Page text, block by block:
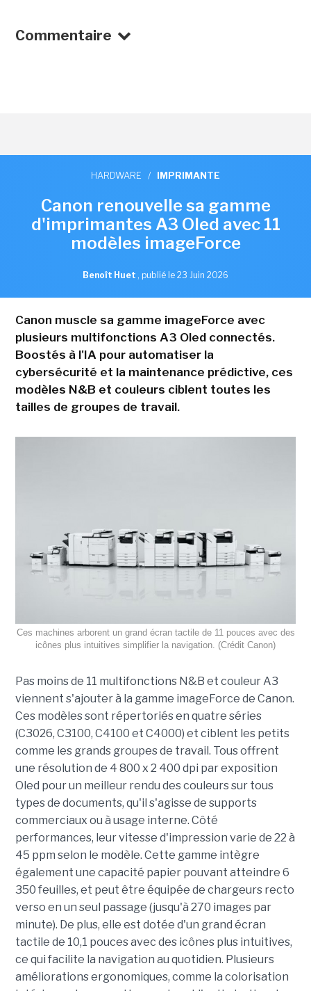
Commentaire
HARDWARE / IMPRIMANTE
Canon renouvelle sa gamme
d'imprimantes A3 Oled avec 11
modèles imageForce
Benoît Huet , publié le 23 Juin 2026
Canon muscle sa gamme imageForce avec
plusieurs multifonctions A3 Oled connectés.
Boostés à l'IA pour automatiser la
cybersécurité et la maintenance prédictive, ces
modèles N&B et couleurs ciblent toutes les
tailles de groupes de travail.
Ces machines arborent un grand écran tactile de 11 pouces avec des
icônes plus intuitives simplifier la navigation. (Crédit Canon)
Pas moins de 11 multifonctions N&B et couleur A3
viennent s'ajouter à la gamme imageForce de Canon.
Ces modèles sont répertoriés en quatre séries
(C3026, C3100, C4100 et C4000) et ciblent les petits
comme les grands groupes de travail. Tous offrent
une résolution de 4 800 x 2 400 dpi par exposition
Oled pour un meilleur rendu des couleurs sur tous
types de documents, qu'il s'agisse de supports
commerciaux ou à usage interne. Côté
performances, leur vitesse d'impression varie de 22 à
45 ppm selon le modèle. Cette gamme intègre
également une capacité papier pouvant atteindre 6
350 feuilles, et peut être équipée de chargeurs recto
verso en un seul passage (jusqu'à 270 images par
minute). De plus, elle est dotée d'un grand écran
tactile de 10,1 pouces avec des icônes plus intuitives,
ce qui facilite la navigation au quotidien. Plusieurs
améliorations ergonomiques, comme la colorisation